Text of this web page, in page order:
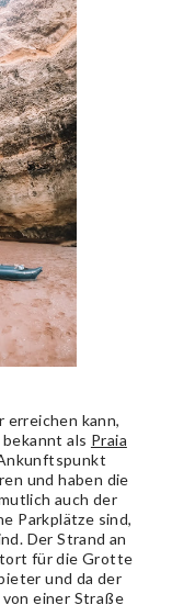
erreichen kann,
als Praia
und haben die
auch der
Parkplätze sind,
Der Strand an
für die Grotte
und da der
einer Straße